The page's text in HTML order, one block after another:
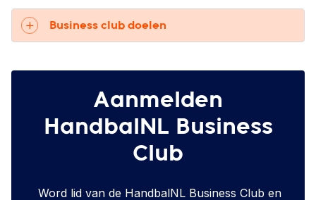
Business club doelen
Aanmelden
HandbalNL Business
Club
Word lid van de HandbalNL Business Club en